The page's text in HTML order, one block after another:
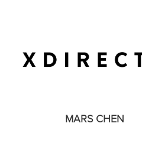
MARS CHEN